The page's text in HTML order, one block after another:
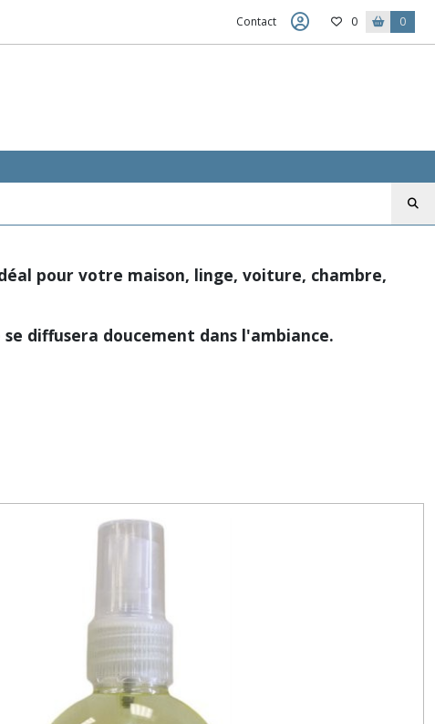
Contact 0 0
pour votre maison, linge, voiture, chambre,
diffusera doucement dans l'ambiance.